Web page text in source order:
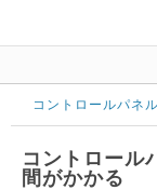
コントロールパネル
コントロール
間がかかる